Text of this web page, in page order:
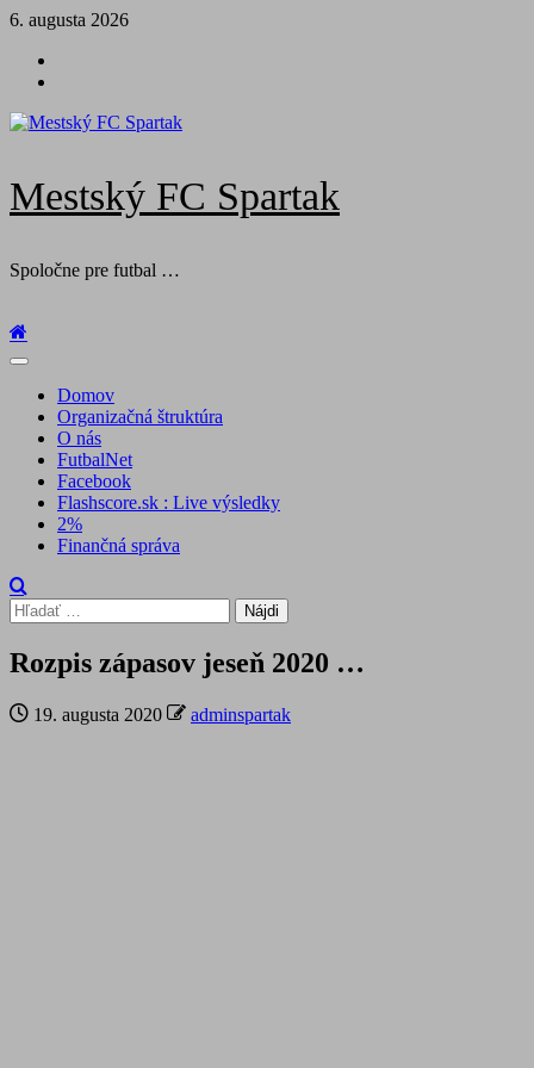
Skip
content
6. augusta 2026
Mestský FC Spartak
Spoločne pre futbal …
Primary
Domov
Organizačná štruktúra
O nás
FutbalNet
Facebook
Flashscore.sk : Live výsledky
2%
Finančná správa
Hľadať:
Rozpis zápasov jeseň 2020 …
19. augusta 2020 adminspartak